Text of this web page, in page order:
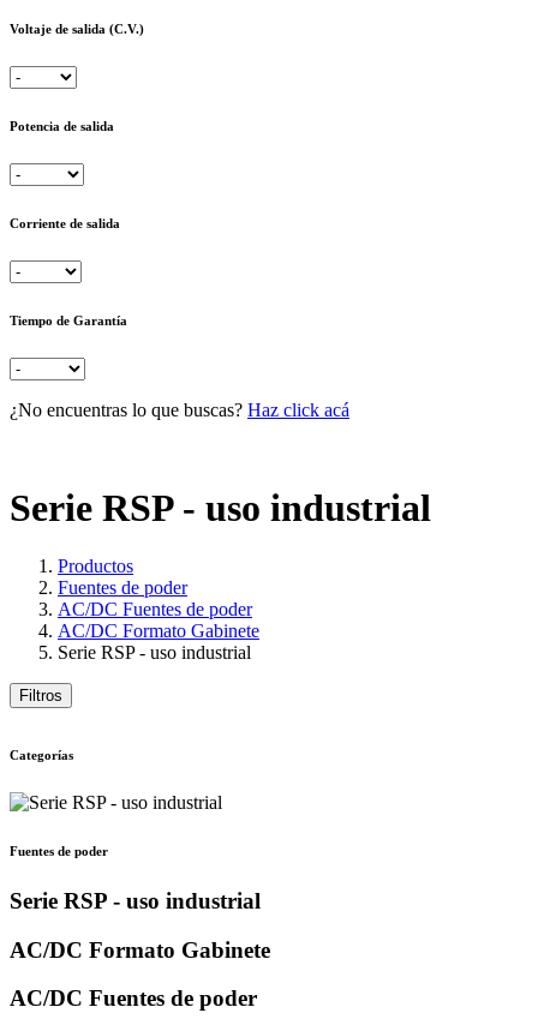
Voltaje de salida (C.V.)
Potencia de salida
Corriente de salida
Tiempo de Garantía
¿No encuentras lo que buscas? Haz click acá
Serie RSP - uso industrial
Productos
Fuentes de poder
AC/DC Fuentes de poder
AC/DC Formato Gabinete
Serie RSP - uso industrial
Filtros
Categorías
Fuentes de poder
Serie RSP - uso industrial
AC/DC Formato Gabinete
AC/DC Fuentes de poder